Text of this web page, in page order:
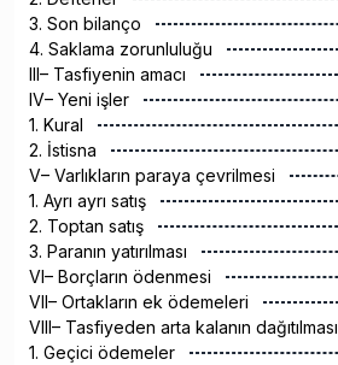
3. Son bilanço
4. Saklama zorunluluğu
III– Tasfiyenin amacı
IV– Yeni işler
1. Kural
2. İstisna
V– Varlıkların paraya çevrilmesi
1. Ayrı ayrı satış
2. Toptan satış
3. Paranın yatırılması
VI– Borçların ödenmesi
VII– Ortakların ek ödemeleri
VIII– Tasfiyeden arta kalanın dağıtılması
1. Geçici ödemeler